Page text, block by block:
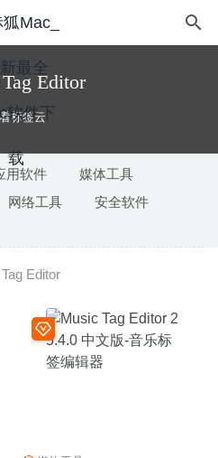
Editor
标签云
用软件
媒体工具
网络工具
安全软件
Editor
14.3.1 中文版-专业的视频编辑
理工具 2021-03-08
– 强大的截图录像工具 2020-